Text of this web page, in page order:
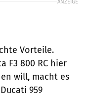
ANZEIGE
Vorteile.
F3 800 RC hier
will, macht es
959